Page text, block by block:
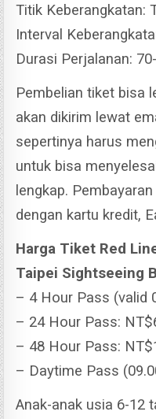
Titik Keberangkatan:
Interval
Durasi Perjalanan:
Pembelian tiket bisa
akan dikirim lewat
sepertinya harus
untuk bisa
lengkap.
dengan kartu kredit,
Harga Tiket Red
Taipei Sightseeing
– 4 Hour Pass (valid
– 24 Hour Pass:
– 48 Hour Pass:
– Daytime Pass
Anak-anak usia 6-12